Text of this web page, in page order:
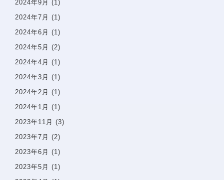
2024年9月 (1)
2024年7月 (1)
2024年6月 (1)
2024年5月 (2)
2024年4月 (1)
2024年3月 (1)
2024年2月 (1)
2024年1月 (1)
2023年11月 (3)
2023年7月 (2)
2023年6月 (1)
2023年5月 (1)